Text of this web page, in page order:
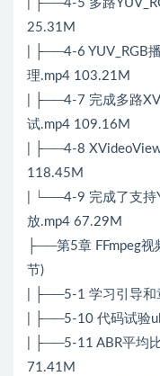
| ├──4-5 多路
25.31M
| ├──4-6 YUV_RGB
理.mp4 103.21M
| ├──4-7 完成多路
试.mp4 109.16M
| ├──4-8
118.45M
| └──4-9 完成了支持
放.mp4 67.29M
├──第5章 FFmpeg
节)
| ├──5-1 学习引导
| ├──5-10 代码试验
| ├──5-11 ABR平均
71.41M